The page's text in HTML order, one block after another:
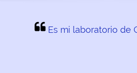
Es mi laboratorio de